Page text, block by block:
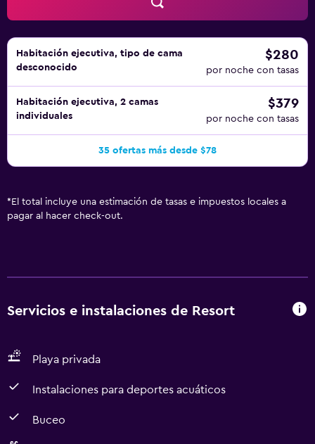
Habitación ejecutiva, tipo de cama
desconocido
$280
por noche con tasas
Habitación ejecutiva, 2 camas
individuales
$379
por noche con tasas
35 ofertas más desde $78
* El total incluye una estimación de tasas e impuestos locales a
pagar al hacer check-out.
Servicios e instalaciones de Resort
Playa privada
Instalaciones para deportes acuáticos
Buceo